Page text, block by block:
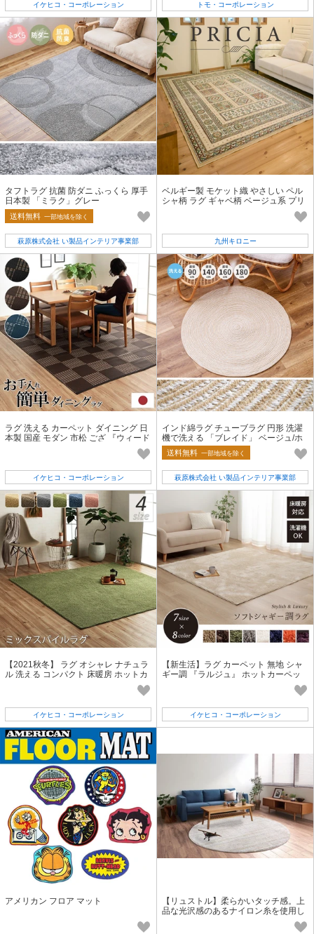
イケヒコ・コーポレーション トモ・コーポレーション
タフトラグ 抗菌 防ダニ ふっくら 厚手
日本製 「ミラク」グレー
送料無料 一部地域を除く
萩原株式会社 い製品インテリア事業部
ベルギー製 モケット織 やさしい ペル
シャ柄 ラグ ギャベ柄 ベージュ系 プリ
九州キロニー
ラグ 洗える カーペット ダイニング 日
本製 国産 モダン 市松 ござ 『ウィード
イケヒコ・コーポレーション
インド綿ラグ チューブラグ 円形 洗濯
機で洗える 「ブレイド」 ベージュ/ホ
ワイト
送料無料 一部地域を除く
萩原株式会社 い製品インテリア事業部
【2021秋冬】 ラグ オシャレ ナチュラ
ル 洗える コンパクト 床暖房 ホットカ
イケヒコ・コーポレーション
【新生活】ラグ カーペット 無地 シャ
ギー調 『ラルジュ』 ホットカーペッ
イケヒコ・コーポレーション
アメリカン フロア マット
【リュストル】柔らかいタッチ感。上
品な光沢感のあるナイロン糸を使用し